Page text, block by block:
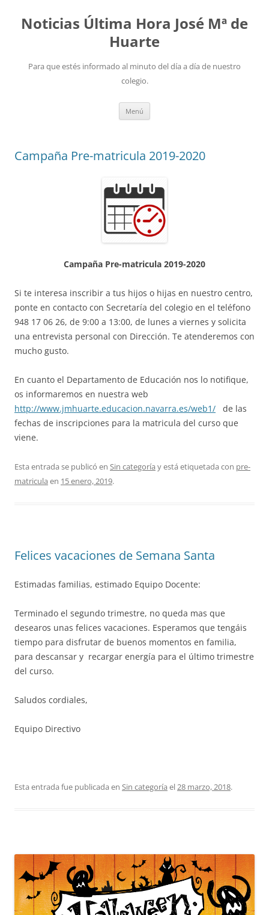
Noticias Última Hora José Mª de
Huarte
Para que estés informado al minuto del día a día de nuestro
colegio.
Menú
Campaña Pre-matricula 2019-2020
Campaña Pre-matricula 2019-2020
Si te interesa inscribir a tus hijos o hijas en nuestro centro,
ponte en contacto con Secretaría del colegio en el teléfono
948 17 06 26, de 9:00 a 13:00, de lunes a viernes y solicita
una entrevista personal con Dirección. Te atenderemos con
mucho gusto.
En cuanto el Departamento de Educación nos lo notifique,
os informaremos en nuestra web
http://www.jmhuarte.educacion.navarra.es/web1/ de las
fechas de inscripciones para la matricula del curso que
viene.
Esta entrada se publicó en Sin categoría y está etiquetada con pre-
matricula en 15 enero, 2019.
Felices vacaciones de Semana Santa
Estimadas familias, estimado Equipo Docente:
Terminado el segundo trimestre, no queda mas que
desearos unas felices vacaciones. Esperamos que tengáis
tiempo para disfrutar de buenos momentos en familia,
para descansar y recargar energía para el último trimestre
del curso.
Saludos cordiales,
Equipo Directivo
Esta entrada fue publicada en Sin categoría el28 marzo, 2018.